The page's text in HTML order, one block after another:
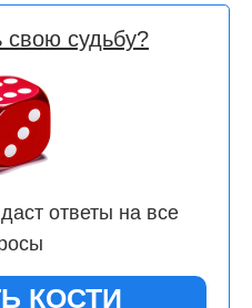
свою судьбу?
ответы на все
КОСТИ